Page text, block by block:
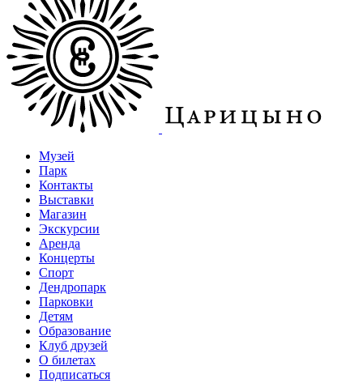
Музей
Парк
Контакты
Выставки
Магазин
Экскурсии
Аренда
Концерты
Спорт
Дендропарк
Парковки
Детям
Образование
Клуб друзей
О билетах
Подписаться